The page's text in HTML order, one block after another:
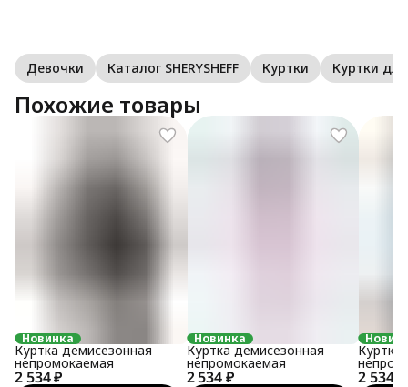
Девочки Каталог SHERYSHEFF Куртки Куртки
Похожие товары
Новинка
2 534 ₽
Куртка демисезонная
непромокаемая
Новинка
2 534 ₽
Куртка демисезонная
непромокаемая
2 534 ₽
Куртка